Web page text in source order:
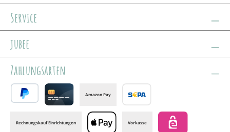
Service
jubee
Zahlungsarten
Amazon Pay
Banktransfer
Rechnungskauf Einrichtungen Vorkasse